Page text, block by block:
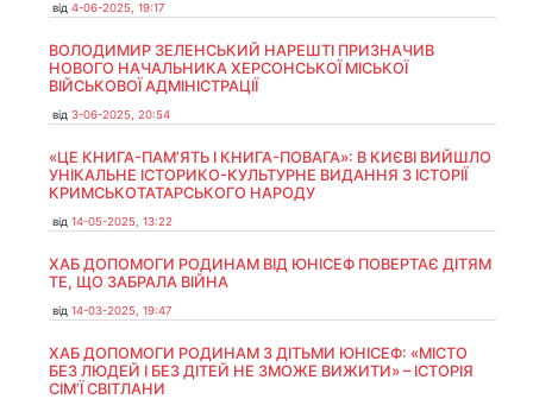
від 4-06-2025, 19:17
ВОЛОДИМИР ЗЕЛЕНСЬКИЙ НАРЕШТІ ПРИЗНАЧИВ
НОВОГО НАЧАЛЬНИКА ХЕРСОНСЬКОЇ МІСЬКОЇ
ВІЙСЬКОВОЇ АДМІНІСТРАЦІЇ
від 3-06-2025, 20:54
«ЦЕ КНИГА-ПАМ’ЯТЬ І КНИГА-ПОВАГА»: В КИЄВІ ВИЙШЛО
УНІКАЛЬНЕ ІСТОРИКО-КУЛЬТУРНЕ ВИДАННЯ З ІСТОРІЇ
КРИМСЬКОТАТАРСЬКОГО НАРОДУ
від 14-05-2025, 13:22
ХАБ ДОПОМОГИ РОДИНАМ ВІД ЮНІСЕФ ПОВЕРТАЄ ДІТЯМ
ТЕ, ЩО ЗАБРАЛА ВІЙНА
від 14-03-2025, 19:47
ХАБ ДОПОМОГИ РОДИНАМ З ДІТЬМИ ЮНІСЕФ: «МІСТО
БЕЗ ЛЮДЕЙ І БЕЗ ДІТЕЙ НЕ ЗМОЖЕ ВИЖИТИ» – ІСТОРІЯ
СІМʼЇ СВІТЛАНИ